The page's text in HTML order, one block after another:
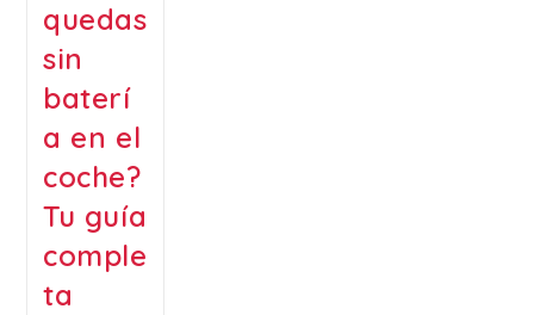
quedas
sin
baterí
a en el
coche?
Tu guía
comple
ta